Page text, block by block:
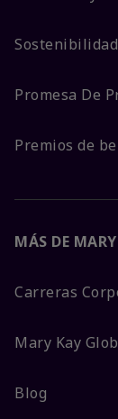
Sostenibilidad
Promesa De
Premios de
MÁS DE
Carreras
Mary Kay
Blog